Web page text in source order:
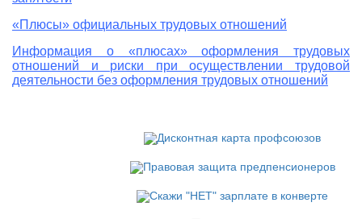
«Плюсы» официальных трудовых отношений
Информация о «плюсах» оформления трудовых
отношений и риски при осуществлении трудовой
деятельности без оформления трудовых отношений